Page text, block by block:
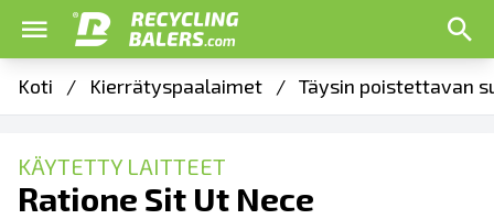
Koti / Kierrätyspaalaimet / Täysin poistettavan
KÄYTETTY LAITTEET
Ratione Sit Ut Nece